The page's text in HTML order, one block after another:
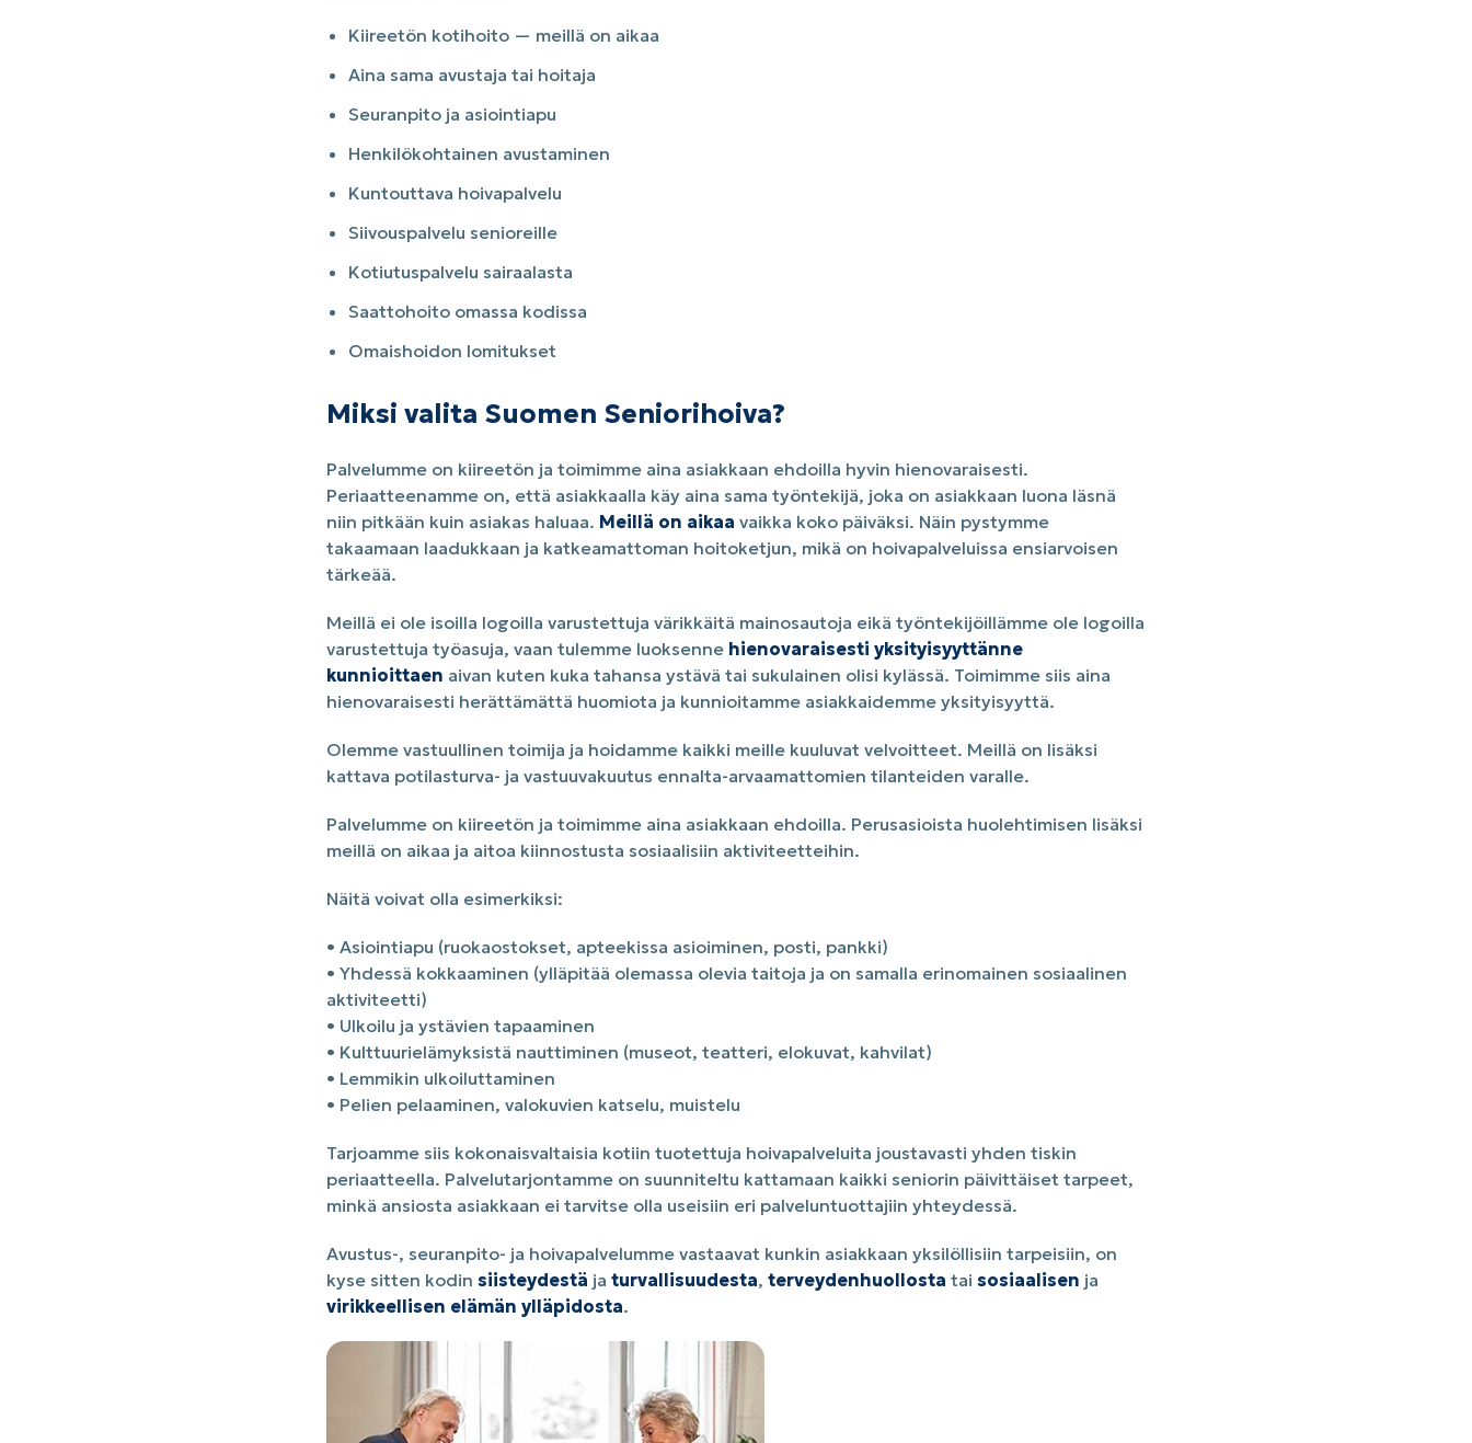
Kiireetön kotihoito — meillä on aikaa
Aina sama avustaja tai hoitaja
Seuranpito ja asiointiapu
Henkilökohtainen avustaminen
Kuntouttava hoivapalvelu
Siivouspalvelu senioreille
Kotiutuspalvelu sairaalasta
Saattohoito omassa kodissa
Omaishoidon lomitukset
Miksi valita Suomen Seniorihoiva?
Palvelumme on kiireetön ja toimimme aina asiakkaan ehdoilla hyvin hienovaraisesti.
Periaatteenamme on, että asiakkaalla käy aina sama työntekijä, joka on asiakkaan luona läsnä
niin pitkään kuin asiakas haluaa. Meillä on aikaa vaikka koko päiväksi. Näin pystymme
takaamaan laadukkaan ja katkeamattoman hoitoketjun, mikä on hoivapalveluissa ensiarvoisen
tärkeää.
Meillä ei ole isoilla logoilla varustettuja värikkäitä mainosautoja eikä työntekijöillämme ole logoilla
varustettuja työasuja, vaan tulemme luoksenne hienovaraisesti yksityisyyttänne
kunnioittaen aivan kuten kuka tahansa ystävä tai sukulainen olisi kylässä. Toimimme siis aina
hienovaraisesti herättämättä huomiota ja kunnioitamme asiakkaidemme yksityisyyttä.
Olemme vastuullinen toimija ja hoidamme kaikki meille kuuluvat velvoitteet. Meillä on lisäksi
kattava potilasturva- ja vastuuvakuutus ennalta-arvaamattomien tilanteiden varalle.
Palvelumme on kiireetön ja toimimme aina asiakkaan ehdoilla. Perusasioista huolehtimisen lisäksi
meillä on aikaa ja aitoa kiinnostusta sosiaalisiin aktiviteetteihin.
Näitä voivat olla esimerkiksi:
• Asiointiapu (ruokaostokset, apteekissa asioiminen, posti, pankki)
• Yhdessä kokkaaminen (ylläpitää olemassa olevia taitoja ja on samalla erinomainen sosiaalinen
aktiviteetti)
• Ulkoilu ja ystävien tapaaminen
• Kulttuurielämyksistä nauttiminen (museot, teatteri, elokuvat, kahvilat)
• Lemmikin ulkoiluttaminen
• Pelien pelaaminen, valokuvien katselu, muistelu
Tarjoamme siis kokonaisvaltaisia kotiin tuotettuja hoivapalveluita joustavasti yhden tiskin
periaatteella. Palvelutarjontamme on suunniteltu kattamaan kaikki seniorin päivittäiset tarpeet,
minkä ansiosta asiakkaan ei tarvitse olla useisiin eri palveluntuottajiin yhteydessä.
Avustus-, seuranpito- ja hoivapalvelumme vastaavat kunkin asiakkaan yksilöllisiin tarpeisiin, on
kyse sitten kodin siisteydestä ja turvallisuudesta, terveydenhuollosta tai sosiaalisen ja
virikkeellisen elämän ylläpidosta.